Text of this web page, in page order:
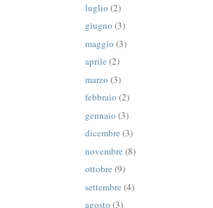
luglio (2)
giugno (3)
maggio (3)
aprile (2)
marzo (3)
febbraio (2)
gennaio (3)
dicembre (3)
novembre (8)
ottobre (9)
settembre (4)
agosto (3)